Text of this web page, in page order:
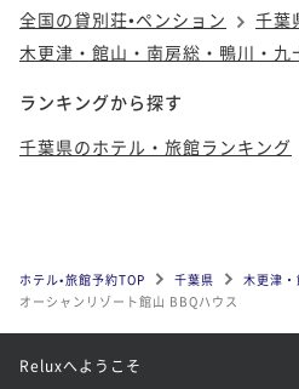
全国の貸別荘•ペンション
千葉
木更津・館山・南房総・鴨川・九
ランキングから探す
千葉県のホテル・旅館ランキング
ホテル•旅館予約TOP 千葉県
木更津
オーシャンリゾート館山 BBQハウス
Reluxへようこそ